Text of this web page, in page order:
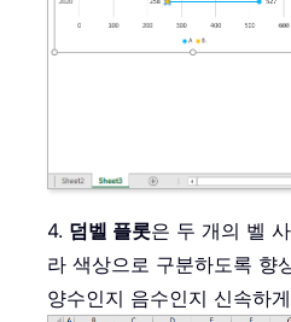
4. 덤벨 플롯은 두 개의 벨
라 색상으로 구분하도록 향
양수인지 음수인지 신속하